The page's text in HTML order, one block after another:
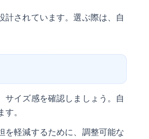
計されています。選ぶ際は、自
イズ感を確認しましょう。自
。
を軽減するために、調整可能な